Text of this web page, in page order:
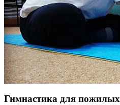
Гимнастика для пожилых